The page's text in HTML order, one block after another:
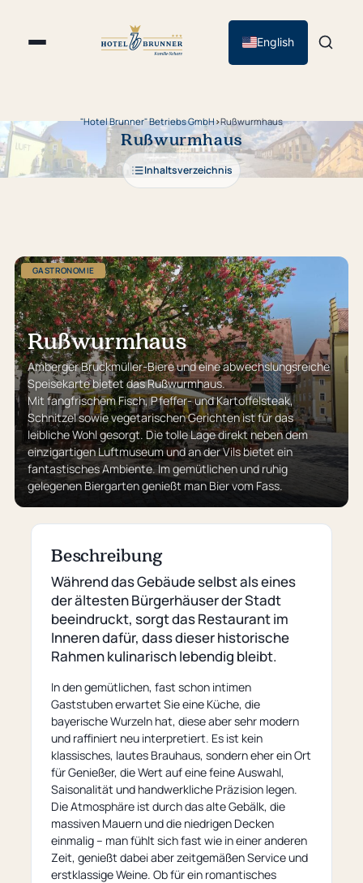
English
"Hotel Brunner" Betriebs GmbH›Rußwurmhaus
Rußwurmhaus
Inhaltsverzeichnis
GASTRONOMIE
Rußwurmhaus
Amberger Bruckmüller-Biere und eine abwechslungsreiche
Speisekarte bietet das Rußwurmhaus.
Mit fangfrischem Fisch, Pfeffer- und Kartoffelsteak,
Schnitzel sowie vegetarischen Gerichten ist für das
leibliche Wohl gesorgt. Die tolle Lage direkt neben dem
einzigartigen Luftmuseum und an der Vils bietet ein
fantastisches Ambiente. Im gemütlichen und ruhig
gelegenen Biergarten genießt man Bier vom Fass.
Beschreibung
Während das Gebäude selbst als eines
der ältesten Bürgerhäuser der Stadt
beeindruckt, sorgt das Restaurant im
Inneren dafür, dass dieser historische
Rahmen kulinarisch lebendig bleibt.
In den gemütlichen, fast schon intimen
Gaststuben erwartet Sie eine Küche, die
bayerische Wurzeln hat, diese aber sehr modern
und raffiniert neu interpretiert. Es ist kein
klassisches, lautes Brauhaus, sondern eher ein Ort
für Genießer, die Wert auf eine feine Auswahl,
Saisonalität und handwerkliche Präzision legen.
Die Atmosphäre ist durch das alte Gebälk, die
massiven Mauern und die niedrigen Decken
einmalig – man fühlt sich fast wie in einer anderen
Zeit, genießt dabei aber zeitgemäßen Service und
erstklassige Weine. Ob für ein romantisches